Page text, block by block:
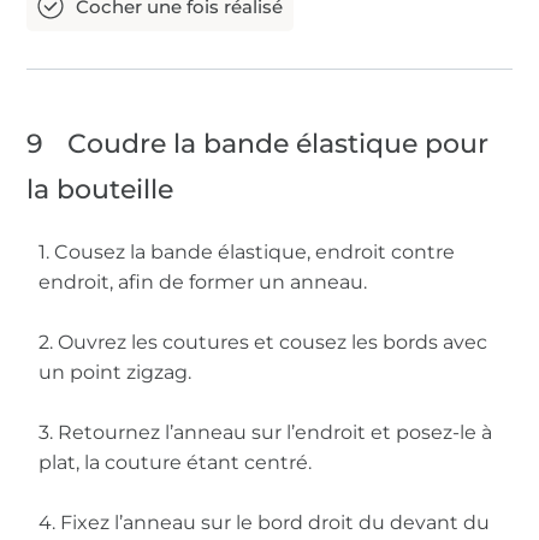
9
Coudre la bande élastique pour
la bouteille
1. Cousez la bande élastique, endroit contre
endroit, afin de former un anneau.
2. Ouvrez les coutures et cousez les bords avec
un point zigzag.
3. Retournez l’anneau sur l’endroit et posez-le à
plat, la couture étant centré.
4. Fixez l’anneau sur le bord droit du devant du